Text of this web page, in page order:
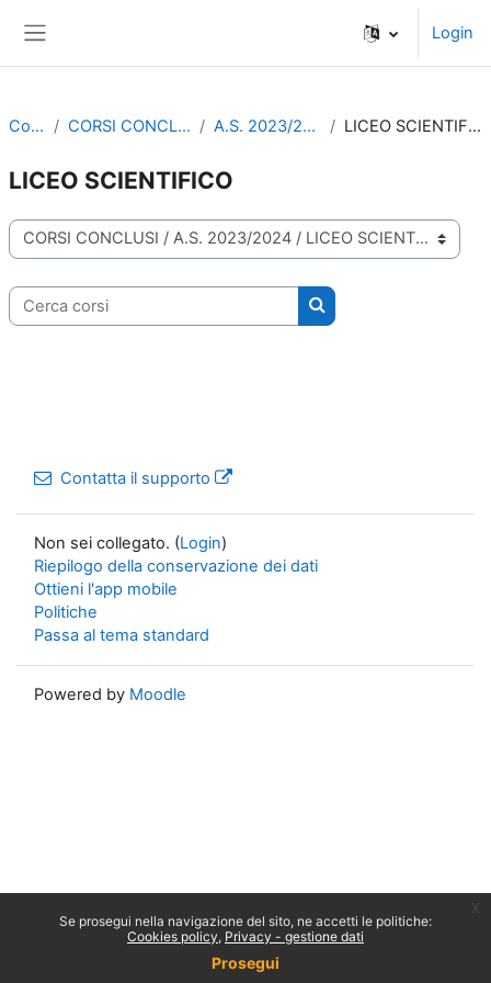
Login
Corsi CORSI CONCLUSI A.S. 2023/2024 LICEO SCIENTIFICO
LICEO SCIENTIFICO
Categorie di corso
Cerca corsi
Cerca corsi
Contatta il supporto
Non sei collegato. (Login)
Riepilogo della conservazione dei dati
Ottieni l'app mobile
Politiche
Passa al tema standard
Powered by Moodle
Se prosegui nella navigazione del sito, ne accetti le politiche:
Cookies policy Privacy - gestione dati
Prosegui